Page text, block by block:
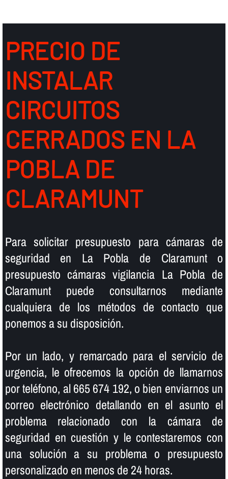
PRECIO DE
INSTALAR
CIRCUITOS
CERRADOS EN LA
POBLA DE
CLARAMUNT
Para solicitar presupuesto para cámaras de
seguridad en La Pobla de Claramunt o
presupuesto cámaras vigilancia La Pobla de
Claramunt puede consultarnos mediante
cualquiera de los métodos de contacto que
ponemos a su disposición.
Por un lado, y remarcado para el servicio de
urgencia, le ofrecemos la opción de llamarnos
por teléfono, al 665 674 192, o bien enviarnos un
correo electrónico detallando en el asunto el
problema relacionado con la cámara de
seguridad en cuestión y le contestaremos con
una solución a su problema o presupuesto
personalizado en menos de 24 horas.